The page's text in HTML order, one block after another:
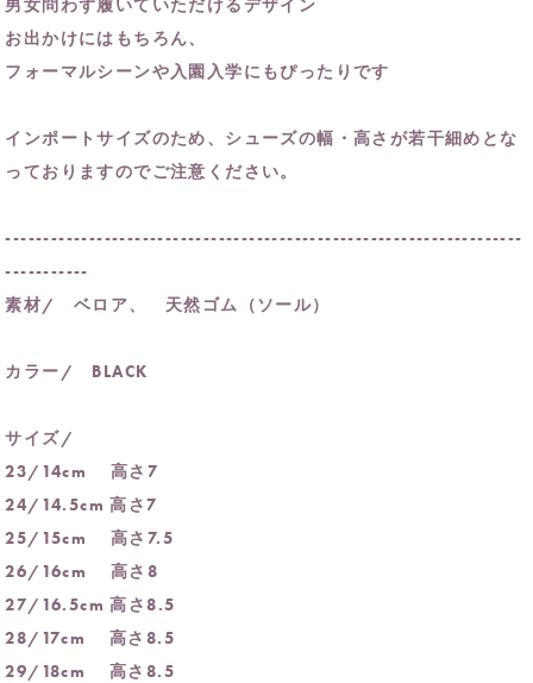
男女問わず履いていただけるデザイン
お出かけにはもちろん、
フォーマルシーンや入園入学にもぴったりです
インポートサイズのため、シューズの幅・高さが若干細めとな
っておりますのでご注意ください。
--------------------------------------------------------------------
-----------
素材/ ベロア、 天然ゴム（ソール）
カラー/ BLACK
サイズ/
23/14cm 高さ7
24/14.5cm 高さ7
25/15cm 高さ7.5
26/16cm 高さ8
27/16.5cm 高さ8.5
28/17cm 高さ8.5
29/18cm 高さ8.5